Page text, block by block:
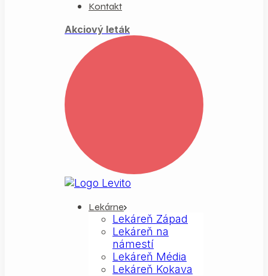
Kontakt
Akciový leták
Lekárne
Lekáreň Západ
Lekáreň na
námestí
Lekáreň Média
Lekáreň Kokava